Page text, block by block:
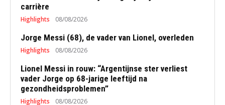
carrière
Highlights 08/08/2026
Jorge Messi (68), de vader van Lionel, overleden
Highlights 08/08/2026
Lionel Messi in rouw: “Argentijnse ster verliest
vader Jorge op 68-jarige leeftijd na
gezondheidsproblemen”
Highlights 08/08/2026